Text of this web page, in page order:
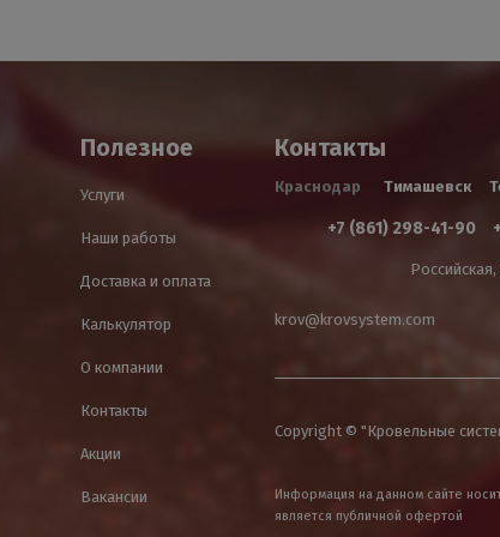
Полезное
Услуги
Наши работы
Доставка и оплата
Калькулятор
О компании
Контакты
Акции
Вакансии
Контакты
Краснодар Тимашевск
+7 (861) 298-41-90
krov@krovsystem.com
Copyright © "Кровельные
Информация на данном сайте
является публичной офертой